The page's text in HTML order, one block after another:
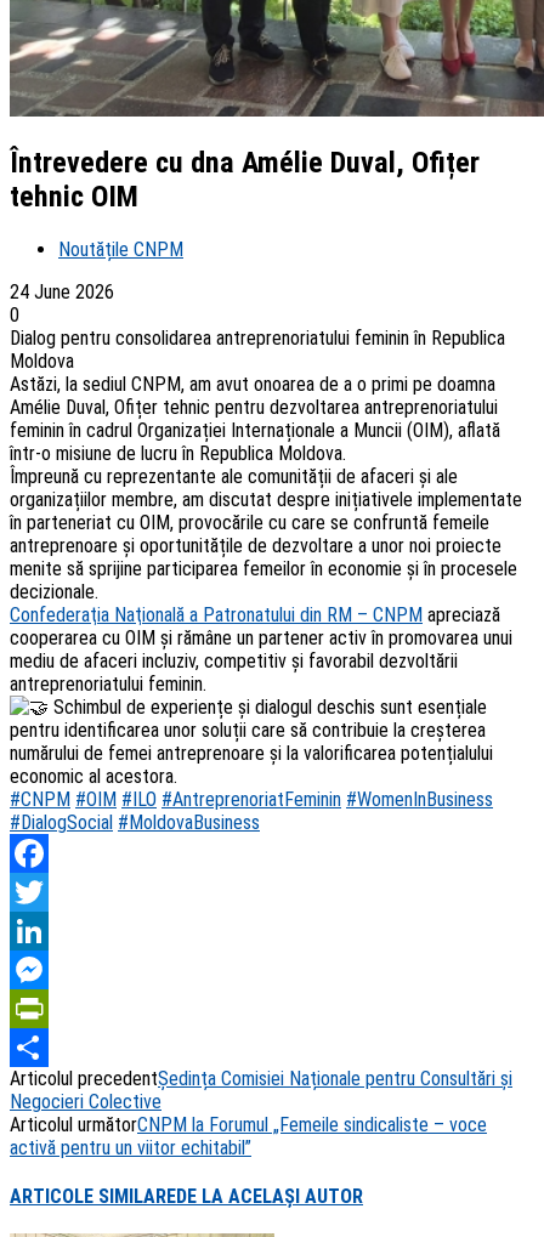
Întrevedere cu dna Amélie Duval, Ofițer
tehnic OIM
Noutățile CNPM
24 June 2026
0
Dialog pentru consolidarea antreprenoriatului feminin în Republica
Moldova
Astăzi, la sediul CNPM, am avut onoarea de a o primi pe doamna
Amélie Duval, Ofițer tehnic pentru dezvoltarea antreprenoriatului
feminin în cadrul Organizației Internaționale a Muncii (OIM), aflată
într-o misiune de lucru în Republica Moldova.
Împreună cu reprezentante ale comunității de afaceri și ale
organizațiilor membre, am discutat despre inițiativele implementate
în parteneriat cu OIM, provocările cu care se confruntă femeile
antreprenoare și oportunitățile de dezvoltare a unor noi proiecte
menite să sprijine participarea femeilor în economie și în procesele
decizionale.
Confederaţia Naţională a Patronatului din RM – CNPM apreciază
cooperarea cu OIM și rămâne un partener activ în promovarea unui
mediu de afaceri incluziv, competitiv și favorabil dezvoltării
antreprenoriatului feminin.
Schimbul de experiențe și dialogul deschis sunt esențiale
pentru identificarea unor soluții care să contribuie la creșterea
numărului de femei antreprenoare și la valorificarea potențialului
economic al acestora.
#CNPM #OIM #ILO #AntreprenoriatFeminin #WomenInBusiness
#DialogSocial #MoldovaBusiness
Facebook
Twitter
LinkedIn
Messenger
PrintFriendly
Share
Articolul precedentȘedința Comisiei Naționale pentru Consultări și
Negocieri Colective
Articolul următorCNPM la Forumul „Femeile sindicaliste – voce
activă pentru un viitor echitabil”
ARTICOLE SIMILAREDE LA ACELAȘI AUTOR